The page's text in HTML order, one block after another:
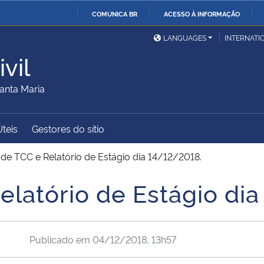
COMUNICA BR ACESSO À INFORMAÇÃO
Ministério da Defesa
Ministério das Relações
Exteriores
Ministério da Cidadania
Ministério do
Desenvolvimento Regional
União
Advocacia-Geral da União Banco Central do Brasil
LANGUAGES
Maria
Gestores do sítio
TCC e Relatório de Estágio dia 14/12/2018.
de Estágio
Publicado em 04/12/2018, 13h57